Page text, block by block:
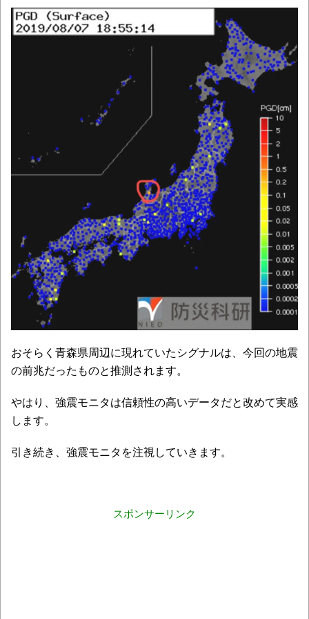
おそらく青森県周辺に現れていたシグナルは、今回の地震
の前兆だったものと推測されます。
やはり、強震モニタは信頼性の高いデータだと改めて実感
します。
引き続き、強震モニタを注視していきます。
スポンサーリンク